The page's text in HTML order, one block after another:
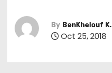
By BenKhelouf K.
Oct 25, 2018